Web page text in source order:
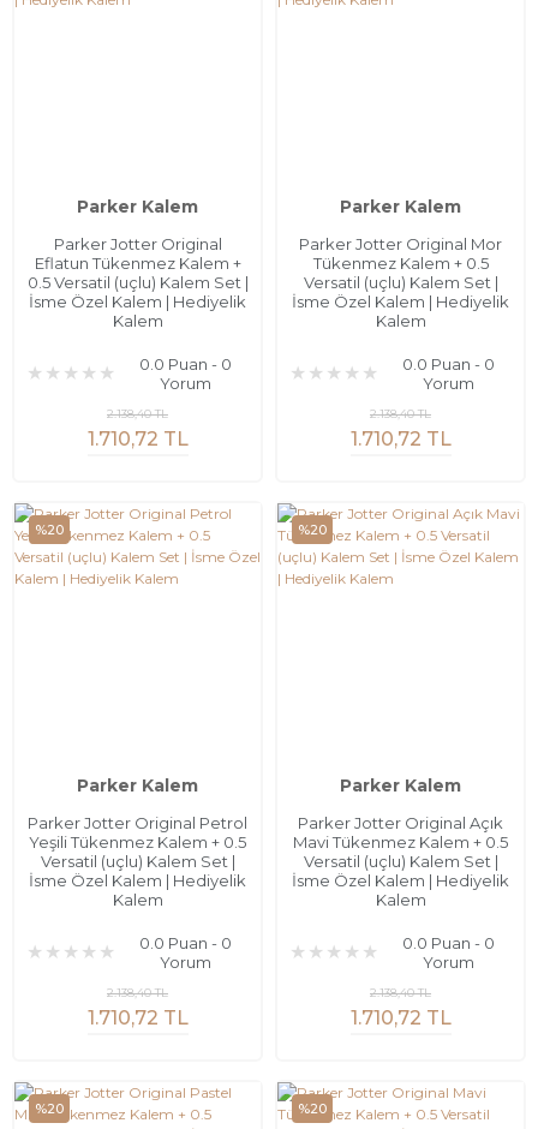
Parker Kalem
Parker Jotter Original
Eflatun Tükenmez Kalem +
0.5 Versatil (uçlu) Kalem Set |
İsme Özel Kalem | Hediyelik
Kalem
0.0 Puan - 0
Yorum
1.710,72 TL
2.138,40 TL
Parker Kalem
Parker Jotter Original Mor
Tükenmez Kalem + 0.5
Versatil (uçlu) Kalem Set |
İsme Özel Kalem | Hediyelik
Kalem
0.0 Puan - 0
Yorum
1.710,72 TL
2.138,40 TL
%20
Parker Kalem
Parker Jotter Original Petrol
Yeşili Tükenmez Kalem + 0.5
Versatil (uçlu) Kalem Set |
İsme Özel Kalem | Hediyelik
Kalem
0.0 Puan - 0
Yorum
1.710,72 TL
2.138,40 TL
%20
Parker Kalem
Parker Jotter Original Açık
Mavi Tükenmez Kalem + 0.5
Versatil (uçlu) Kalem Set |
İsme Özel Kalem | Hediyelik
Kalem
0.0 Puan - 0
Yorum
1.710,72 TL
2.138,40 TL
%20 %20